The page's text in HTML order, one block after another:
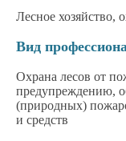
Лесное хозяйство,
Вид
Охрана лесов от
предупреждению,
(природных)
и средств